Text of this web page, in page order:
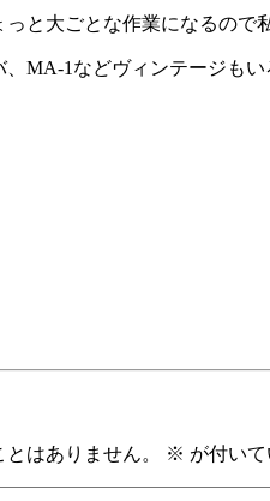
と大ごとな作業になるので
MA-1などヴィンテージも
はありません。 ※ が付い